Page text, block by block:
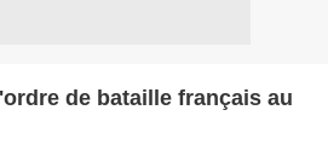
de bataille français au